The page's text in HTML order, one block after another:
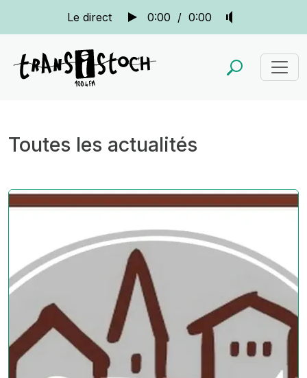
Le direct 0:00 / 0:00
Toutes les actualités